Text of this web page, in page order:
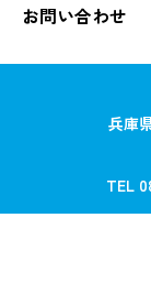
お問い合わせ
兵庫
TEL